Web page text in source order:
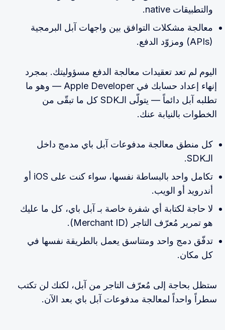
والتطبيقات native.
معالجة مشكلات التوافق بين واجهات آبل البرمجية
(APIs) ومزوّد الدفع.
اليوم لم تعد تعقيدات معالجة الدفع مسؤوليتك. بمجرد
إنهاء إعداد حسابك في Apple Developer — وهو ما
تطلبه آبل دائماً — يتولّى الـSDK كل ما تبقّى من
الخطوات بالنيابة عنك.
كل منطق معالجة مدفوعات آبل باي مدمج داخل
الـSDK.
تكامل واحد بالبساطة نفسها، سواء كنت على iOS أو
أندرويد أو الويب.
لا حاجة لكتابة أي شفرة خاصة بـ آبل باي، كل ما عليك
هو تمرير مُعرّف التاجر (Merchant ID).
تدفّق دمج واحد ومتناسق يعمل بالطريقة نفسها في
كل مكان.
ستظل بحاجة إلى مُعرّف التاجر من آبل، لكنك لن تكتب
سطراً واحداً لمعالجة مدفوعات آبل باي بعد الآن.